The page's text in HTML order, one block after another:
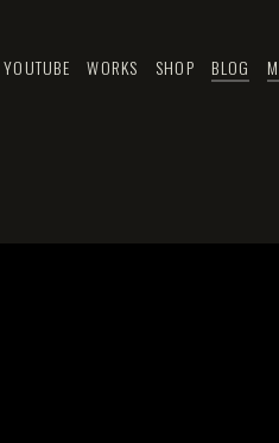
YOUTUBE WORKS SHOP BLOG